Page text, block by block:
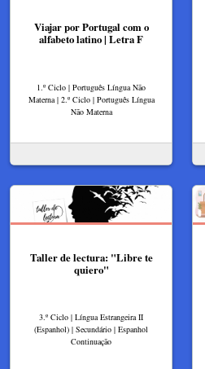
Viajar por Portugal com o
alfabeto latino | Letra F
1.º Ciclo | Português Língua Não
Materna | 2.º Ciclo | Português Língua
Não Materna
Taller de lectura: "Libre te
quiero"
3.º Ciclo | Língua Estrangeira II
(Espanhol) | Secundário | Espanhol
Continuação